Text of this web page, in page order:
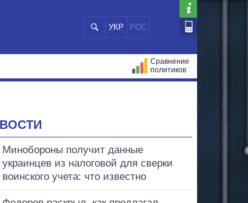
УКР РОС
Сравнение
политиков
Минобороны получит данные
украинцев из налоговой для сверки
воинского учета: что известно